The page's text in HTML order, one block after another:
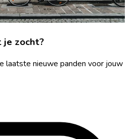
zocht?
laatste nieuwe panden voor jouw